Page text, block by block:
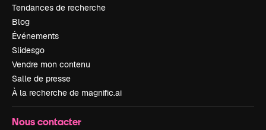
Tendances de recherche
Blog
Événements
Slidesgo
Vendre mon contenu
Salle de presse
À la recherche de magnific.ai
Nous contacter